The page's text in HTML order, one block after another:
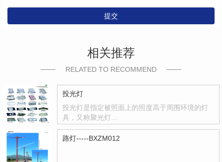
提交
相关推荐
RELATED TO RECOMMEND
投光灯
投光灯是指定被照面上的照度高于周围环境的灯
具，又称聚光灯…
路灯-----BXZM012